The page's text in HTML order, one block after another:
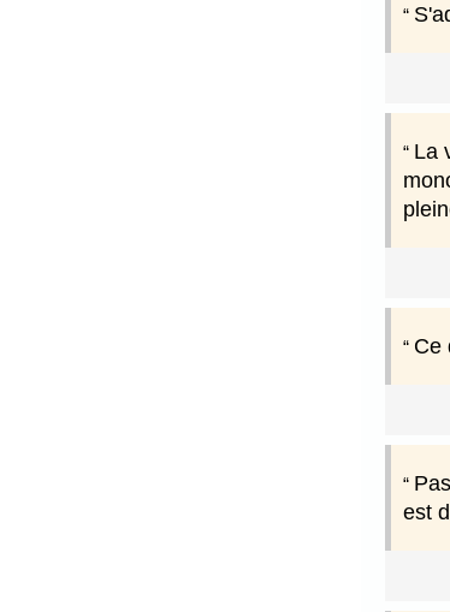
La
Ce
est